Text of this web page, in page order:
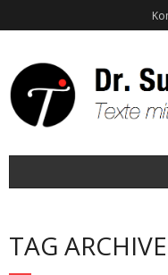
Leistungen
TAG